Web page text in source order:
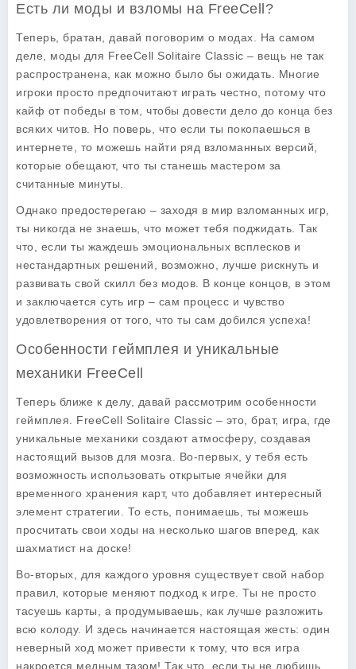
Есть ли моды и взломы на FreeCell?
Теперь, братан, давай поговорим о модах . На самом
деле, моды для FreeCell Solitaire Classic – вещь не так
распространена, как можно было бы ожидать. Многие
игроки просто предпочитают играть честно, потому что
кайф от победы в том, чтобы довести дело до конца без
всяких читов. Но поверь, что если ты покопаешься в
интернете, то можешь найти ряд взломанных версий
которые обещают, что ты станешь мастером за
считанные минуты.
Однако предостерегаю – заходя в мир взломанных игр,
ты никогда не знаешь, что может тебя поджидать. Так
что, если ты жаждешь эмоциональных всплесков и
нестандартных решений, возможно, лучше рискнуть и
развивать свой скилл без модов. В конце концов, в этом
и заключается суть игр – сам процесс и чувство
удовлетворения от того, что ты сам добился успеха!
Особенности геймплея и уникальные
механики FreeCell
Теперь ближе к делу, давай рассмотрим особенности
геймплея . FreeCell Solitaire Classic – это, брат, игра, где
уникальные механики создают атмосферу, создавая
настоящий вызов для мозга. Во-первых, у тебя есть
возможность использовать открытые ячейки для
временного хранения карт, что добавляет интересный
элемент стратегии. То есть, понимаешь, ты можешь
просчитать свои ходы на несколько шагов вперед, как
шахматист на доске!
Во-вторых, для каждого уровня существует свой набор
правил, которые меняют подход к игре. Ты не просто
тасуешь карты, а продумываешь, как лучше разложить
всю колоду. И здесь начинается настоящая жесть: один
неверный ход может привести к тому, что вся игра
накроется медным тазом! Так что, если ты не любишь